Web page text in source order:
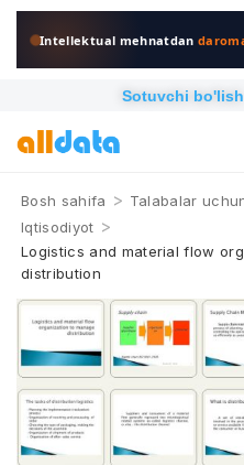
Intellektual mehnatdan
Sotuvchi bo'lish
Bosh sahifa > Talabalar
Iqtisodiyot >
Logistics and material flow
distribution